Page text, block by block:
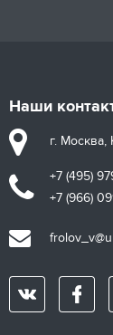
Наши
г.
+7 (495)
+7 (966)